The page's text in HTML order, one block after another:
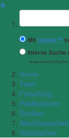
✖
Suchbegriff
MitGoogle™
Interne Suche
(eingeschränkte
Home
Team
Forschung
Publikationen
Studium
Historisches